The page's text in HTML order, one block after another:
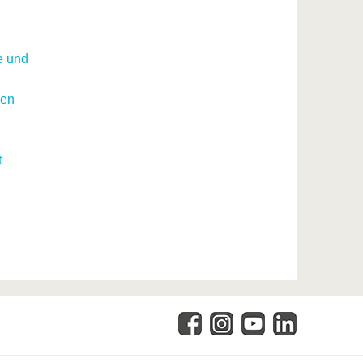
und